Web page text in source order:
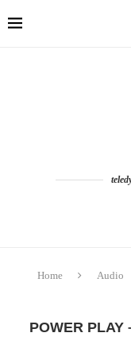
Home Audio
POWER PLAY